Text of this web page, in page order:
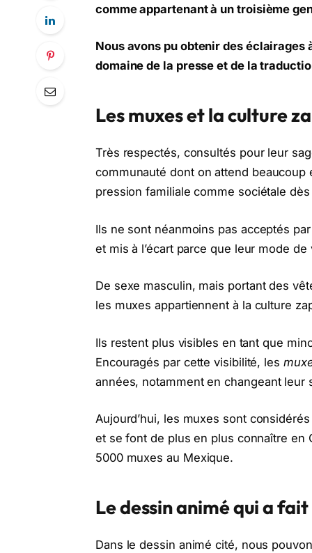
comme appartenant à un troisième
Nous avons pu obtenir des éclairages
domaine de la presse et de la
Les muxes et la culture
Très respectés, consultés pour leur
communauté dont on attend
pression familiale comme sociétale
Ils ne sont néanmoins pas acceptés
et mis à l’écart parce que leur mode
De sexe masculin, mais portant des
les muxes appartiennent à la culture
Ils restent plus visibles en tant que
Encouragés par cette visibilité, les
années, notamment en changeant
Aujourd’hui, les muxes sont
et se font de plus en plus connaître en
5000 muxes au Mexique.
Le dessin animé qui a
Dans le dessin animé cité, nous